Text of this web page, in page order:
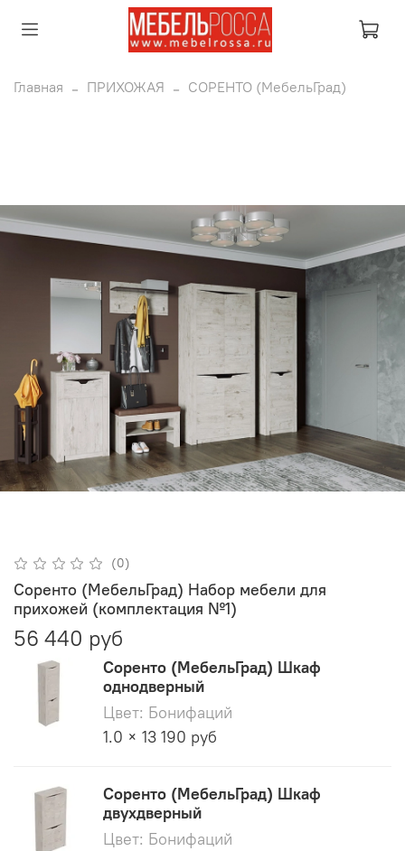
Главная ПРИХОЖАЯ СОРЕНТО (МебельГрад)
(0)
Соренто (МебельГрад) Набор мебели для
прихожей (комплектация №1)
56 440 руб
Соренто (МебельГрад) Шкаф
однодверный
Цвет: Бонифаций
1.0 × 13 190 руб
Соренто (МебельГрад) Шкаф
двухдверный
Цвет: Бонифаций